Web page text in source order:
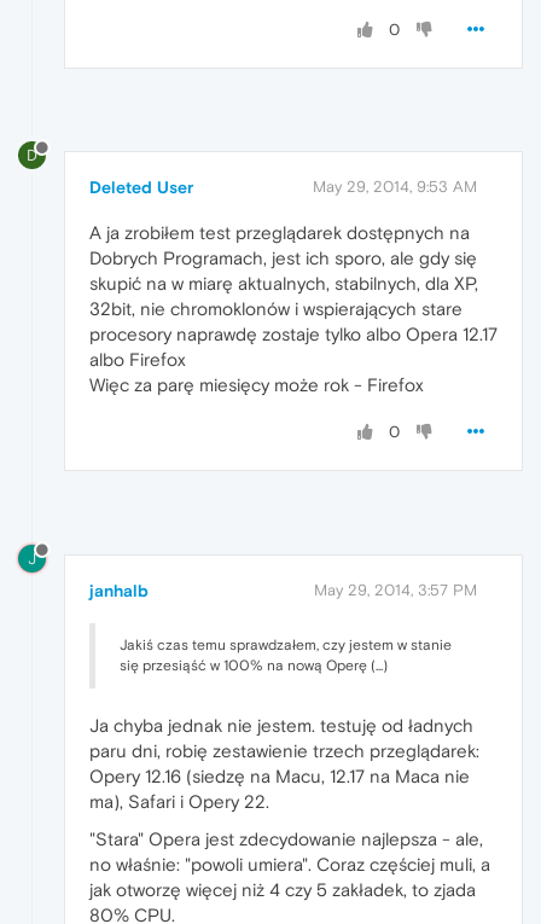
0
D
Deleted User May 29, 2014, 9:53 AM
A ja zrobiłem test przeglądarek dostępnych na
Dobrych Programach, jest ich sporo, ale gdy się
skupić na w miarę aktualnych, stabilnych, dla XP,
32bit, nie chromoklonów i wspierających stare
procesory naprawdę zostaje tylko albo Opera 12.17
albo Firefox
Więc za parę miesięcy może rok - Firefox
0
J
janhalb May 29, 2014, 3:57 PM
Jakiś czas temu sprawdzałem, czy jestem w stanie
się przesiąść w 100% na nową Operę (...)
Ja chyba jednak nie jestem. testuję od ładnych
paru dni, robię zestawienie trzech przeglądarek:
Opery 12.16 (siedzę na Macu, 12.17 na Maca nie
ma), Safari i Opery 22.
"Stara" Opera jest zdecydowanie najlepsza - ale,
no właśnie: "powoli umiera". Coraz częściej muli, a
jak otworzę więcej niż 4 czy 5 zakładek, to zjada
80% CPU.